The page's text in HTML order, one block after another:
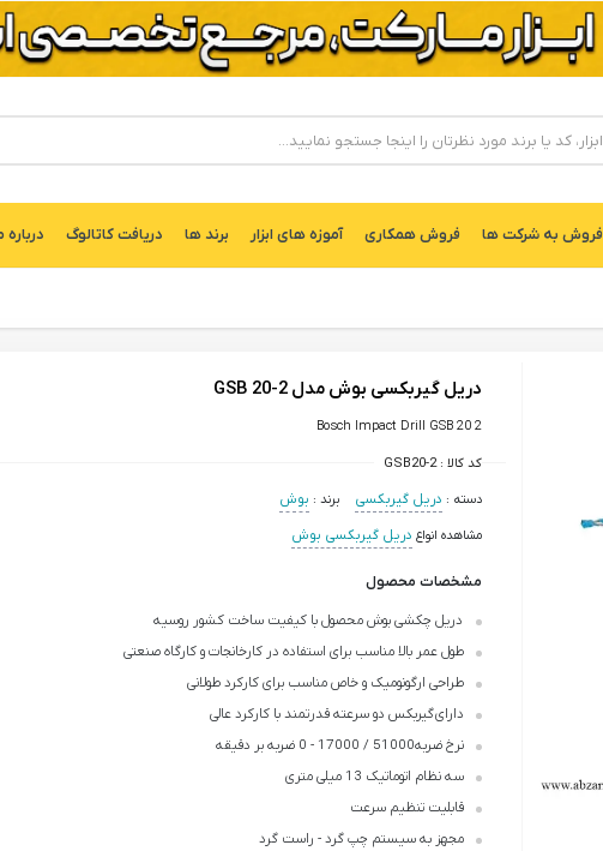
فروش به شركت ها فروش همکاری آموزه های ابزار برند ها دریافت کاتالوگ درباره
دریل گیربکسی بوش مدل GSB 20-2
Bosch Impact Drill GSB 20 2
کد کالا :GSB20-2
دسته : دریل گیربکسی برند : بوش
مشاهده انواع دریل گیربکسی بوش
مشخصات محصول
دریل چکشی بوش محصول با کیفیت ساخت کشور روسیه
طول عمر بالا مناسب برای استفاده در کارخانجات و کارگاه صنعتی
طراحی ارگونومیک و خاص مناسب برای کارکرد طولانی
دارای گیربکس دو سرعته قدرتمند با کارکرد عالی
نرخ ضربه51000 / 17000 - 0 ضربه بر دقیقه
سه نظام اتوماتیک 13 میلی متری
قابلیت تنظیم سرعت
مجهز به سیستم چپ گرد - راست گرد